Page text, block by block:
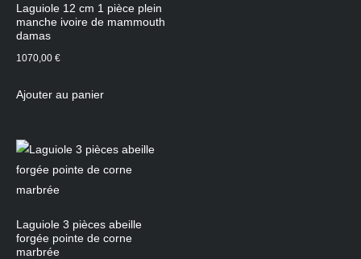
Laguiole 12 cm 1 pièce plein
manche ivoire de mammouth
damas
1070,00 €
Ajouter au panier
Laguiole 3 pièces abeille
forgée pointe de corne
marbrée